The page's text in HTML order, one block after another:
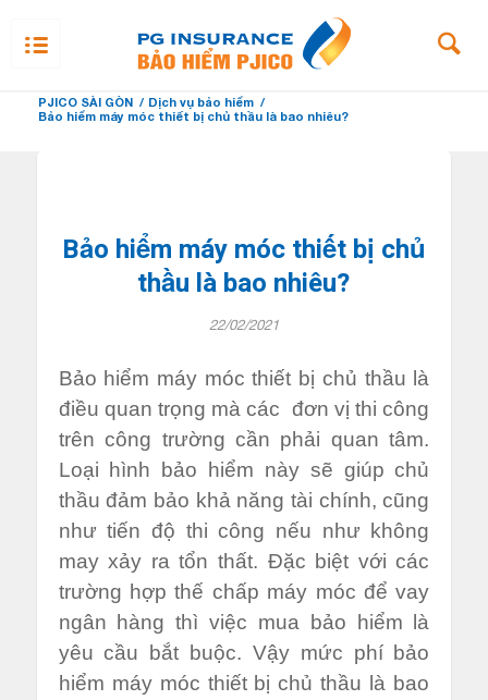
PJICO SÀI GÒN / Dịch vụ bảo hiểm /
Bảo hiểm máy móc thiết bị chủ thầu là bao nhiêu?
Bảo hiểm máy móc thiết bị chủ
thầu là bao nhiêu?
22/02/2021
Bảo hiểm máy móc thiết bị chủ thầu là
điều quan trọng mà các đơn vị thi công
trên công trường cần phải quan tâm.
Loại hình bảo hiểm này sẽ giúp chủ
thầu đảm bảo khả năng tài chính, cũng
như tiến độ thi công nếu như không
may xảy ra tổn thất. Đặc biệt với các
trường hợp thế chấp máy móc để vay
ngân hàng thì việc mua bảo hiểm là
yêu cầu bắt buộc. Vậy mức phí bảo
hiểm máy móc thiết bị chủ thầu là bao